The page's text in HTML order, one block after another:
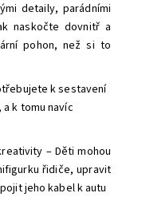
detaily, parádními
naskočte dovnitř a
pohon, než si to
k sestavení
k tomu navíc
– Děti mohou
řidiče, upravit
jeho kabel k autu